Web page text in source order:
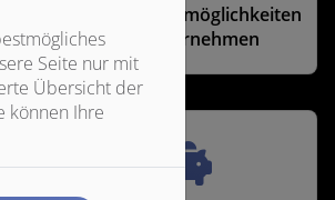
Entwicklungsmöglichkeiten
im Unternehmen
Seite nur mit
Übersicht der
können Ihre